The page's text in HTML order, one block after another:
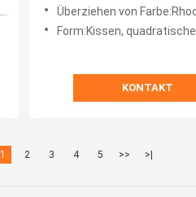
Überziehen von
Form:Kissen,
KONTAKT
1 2 3 4 5 >> >|